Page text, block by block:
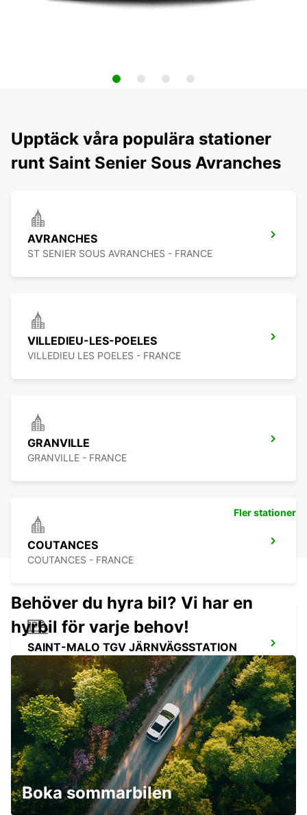
Upptäck våra populära stationer
runt Saint Senier Sous Avranches
AVRANCHES
ST SENIER SOUS AVRANCHES - FRANCE
VILLEDIEU-LES-POELES
VILLEDIEU LES POELES - FRANCE
GRANVILLE
GRANVILLE - FRANCE
COUTANCES
COUTANCES - FRANCE
SAINT-MALO TGV JÄRNVÄGSSTATION
SAINT MALO - FRANCE
SAINT-LO
AGNEAUX - FRANCE
Fler stationer
Behöver du hyra bil? Vi har en
hyrbil för varje behov!
Boka sommarbilen